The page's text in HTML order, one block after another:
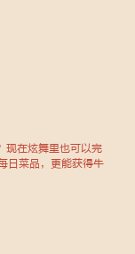
现在炫舞里也可以完
日菜品，更能获得牛